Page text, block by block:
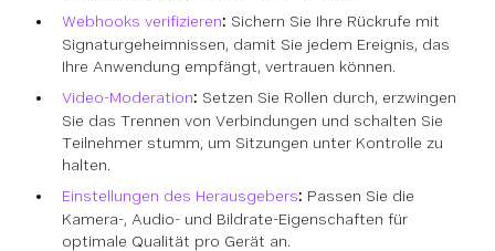
Webhooks verifizieren: Sichern Sie Ihre Rückrufe mit
Signaturgeheimnissen, damit Sie jedem Ereignis, das
Ihre Anwendung empfängt, vertrauen können.
Video-Moderation: Setzen Sie Rollen durch, erzwingen
Sie das Trennen von Verbindungen und schalten Sie
Teilnehmer stumm, um Sitzungen unter Kontrolle zu
halten.
Einstellungen des Herausgebers: Passen Sie die
Kamera-, Audio- und Bildrate-Eigenschaften für
optimale Qualität pro Gerät an.